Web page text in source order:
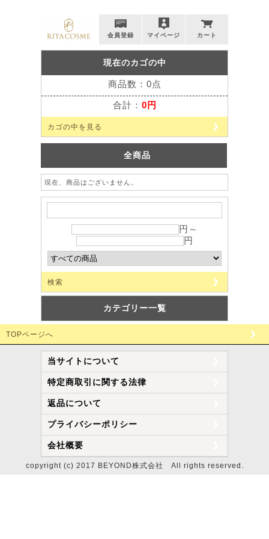
会員登録 マイページ カート
現在のカゴの中
商品数：0点
合計： 0円
カゴの中を見る
全商品
現在、商品はございません。
円～
円
検索
カテゴリー一覧
TOPページへ
当サイトについて
特定商取引に関する法律
返品について
プライバシーポリシー
会社概要
copyright (c) 2017 BEYOND株式会社 All rights reserved.